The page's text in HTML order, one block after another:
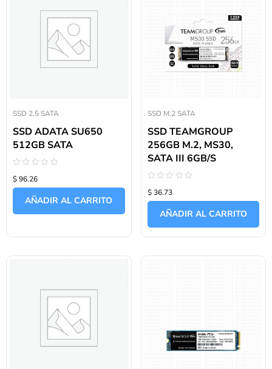
SSD 2.5 SATA
SSD ADATA SU650
512GB SATA
con
0
$ 96.26
AÑADIR AL CARRITO
SSD M.2 SATA
SSD TEAMGROUP
256GB M.2, MS30,
SATA III 6GB/S
con
0
$ 36.73
AÑADIR AL CARRITO